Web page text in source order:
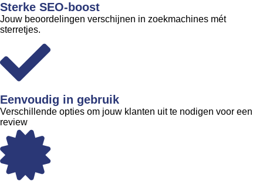
Sterke SEO-boost
Jouw beoordelingen verschijnen in zoekmachines mét
sterretjes.
Eenvoudig in gebruik
Verschillende opties om jouw klanten uit te nodigen voor een
review